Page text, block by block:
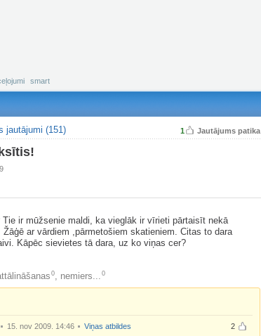
smart
1 Jautājums patika
jautājumi (151)
ir mūžsenie maldi, ka vieglāk ir vīrieti pārtaisīt nekā
ar vārdiem ,pārmetošiem skatieniem. Citas to dara
Kāpēc sievietes tā dara, uz ko viņas cer?
0, nemiers... 0
2
15. nov 2009. 14:46 Viņas atbildes